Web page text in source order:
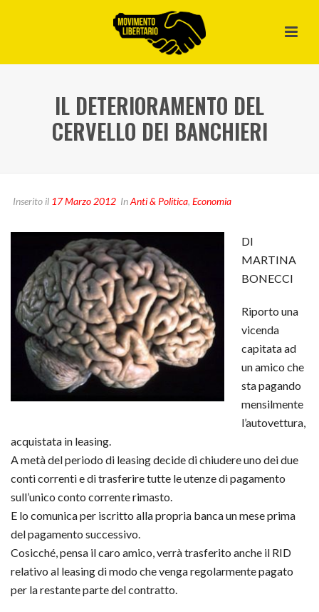
IL DETERIORAMENTO DEL
CERVELLO DEI BANCHIERI
Inserito il 17 Marzo 2012 InAnti & Politica, Economia
DI
MARTINA
BONECCI
Riporto una
vicenda
capitata ad
un amico che
sta pagando
mensilmente
l’autovettura,
acquistata in leasing.
A metà del periodo di leasing decide di chiudere uno dei due
conti correnti e di trasferire tutte le utenze di pagamento
sull’unico conto corrente rimasto.
E lo comunica per iscritto alla propria banca un mese prima
del pagamento successivo.
Cosicché, pensa il caro amico, verrà trasferito anche il RID
relativo al leasing di modo che venga regolarmente pagato
per la restante parte del contratto.